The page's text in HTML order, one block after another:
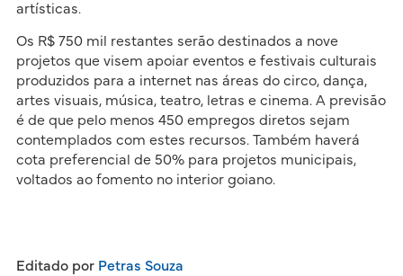
artísticas.
Os R$ 750 mil restantes serão destinados a nove
projetos que visem apoiar eventos e festivais culturais
produzidos para a internet nas áreas do circo, dança,
artes visuais, música, teatro, letras e cinema. A previsão
é de que pelo menos 450 empregos diretos sejam
contemplados com estes recursos. Também haverá
cota preferencial de 50% para projetos municipais,
voltados ao fomento no interior goiano.
Editado porPetras Souza